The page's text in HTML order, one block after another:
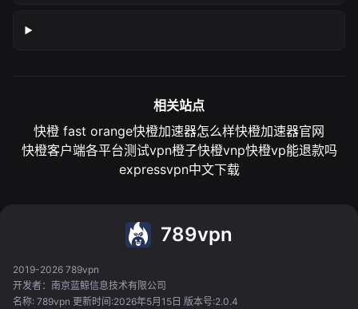
相关站点
快橙 fast orange快橙加速器怎么样快橙加速器官网
快橙客户端各平台测试vpn橙子快橙vnp快橙vp能退款吗
expressvpn中文下载
789vpn
2019-2026 789vpn
开发者：南京蓝鲸信息技术有限公司
名称: 789vpn 更新时间:2026年5月15日 版本号:2.0.4